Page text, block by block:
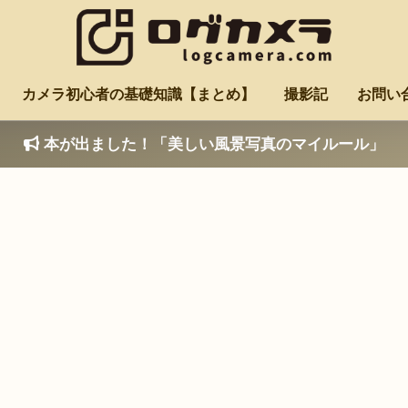
カメラ初心者の基礎知識【まとめ】 撮影記 お問い
本が出ました！「美しい風景写真のマイルール」